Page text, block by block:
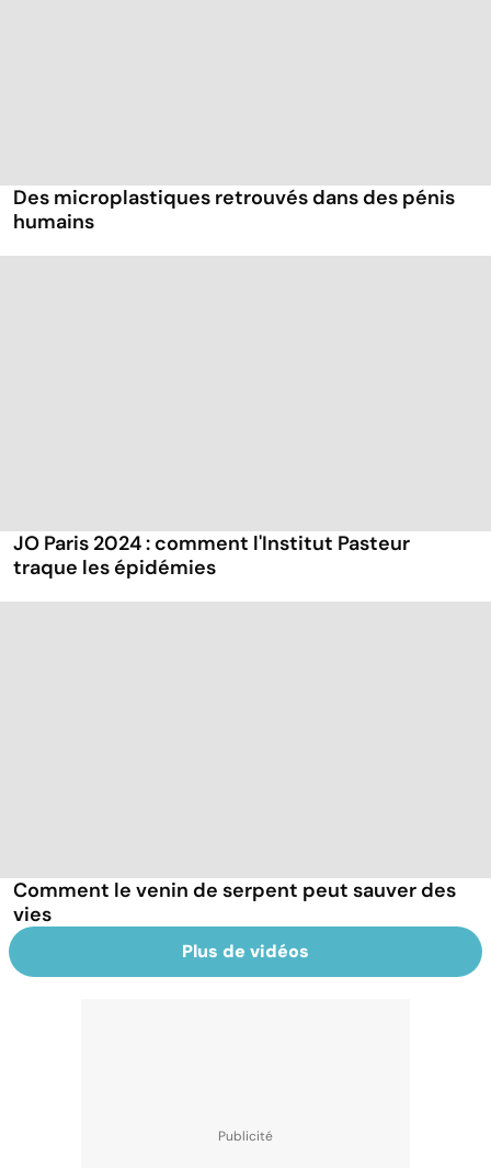
Des microplastiques retrouvés dans des pénis
humains
JO Paris 2024 : comment l'Institut Pasteur
traque les épidémies
Comment le venin de serpent peut sauver des
vies
Plus de vidéos